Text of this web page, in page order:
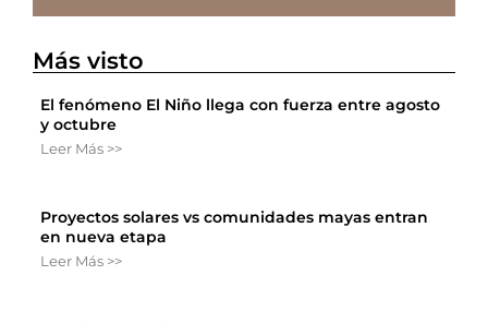
Más visto
El fenómeno El Niño llega con fuerza entre agosto
y octubre
Leer Más >>
Proyectos solares vs comunidades mayas entran
en nueva etapa
Leer Más >>